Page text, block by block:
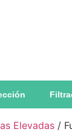
Elevadas /